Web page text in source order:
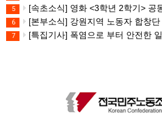
5 [속초소식] 영화 <3학년 2학기> 공
6 [본부소식] 강원지역 노동자 합창단
7 [특집기사] 폭염으로 부터 안전한